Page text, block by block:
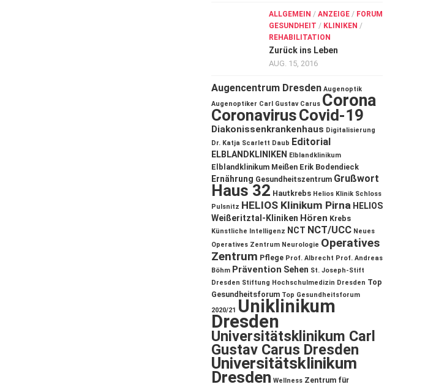
ALLGEMEIN / ANZEIGE / FORUM
GESUNDHEIT / KLINIKEN /
REHABILITATION
Zurück ins Leben
AUG. 15, 2016
Augencentrum Dresden Augenoptik
Augenoptiker Carl Gustav Carus Corona
CoronavirusCovid-19
Diakonissenkrankenhaus Digitalisierung
Dr. Katja Scarlett Daub Editorial
ELBLANDKLINIKEN Elblandklinikum
Elblandklinikum Meißen Erik Bodendieck
Ernährung Gesundheitszentrum Grußwort
Haus 32 Hautkrebs Helios Klinik Schloss
Pulsnitz HELIOS Klinikum Pirna HELIOS
Weißeritztal-Kliniken Hören Krebs
Künstliche Intelligenz NCT NCT/UCC Neues
Operatives Zentrum Neurologie Operatives
Zentrum Pflege Prof. Albrecht Prof. Andreas
Böhm Prävention Sehen St. Joseph-Stift
Dresden Stiftung Hochschulmedizin Dresden Top
Gesundheitsforum Top Gesundheitsforum
2020/21 Uniklinikum
Dresden
Universitätsklinikum Carl
Gustav Carus Dresden
Universitätsklinikum
Dresden Wellness Zentrum für